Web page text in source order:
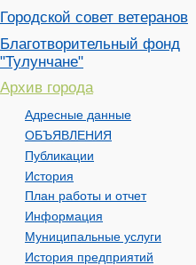
Городской совет ветеранов
Благотворительный фонд
"Тулунчане"
Архив города
Адресные данные
ОБЪЯВЛЕНИЯ
Публикации
История
План работы и отчет
Информация
Муниципальные услуги
История предприятий